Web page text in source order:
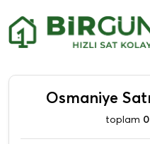
Osmaniye
toplam